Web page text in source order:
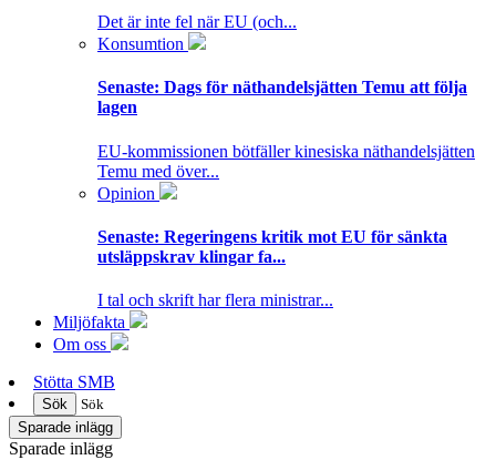
Det är inte fel när EU (och...
Konsumtion
Senaste: Dags för näthandelsjätten Temu att följa
lagen
EU-kommissionen bötfäller kinesiska näthandelsjätten
Temu med över...
Opinion
Senaste: Regeringens kritik mot EU för sänkta
utsläppskrav klingar fa...
I tal och skrift har flera ministrar...
Miljöfakta
Om oss
Stötta SMB
Sök
Sök
Sparade inlägg
Sparade inlägg